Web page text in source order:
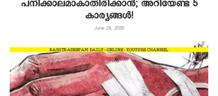
പനിക്കാലമാകാതിരിക്കാൻ; അറിയേണ്ട 5
കാര്യങ്ങൾ!
June 29, 2026